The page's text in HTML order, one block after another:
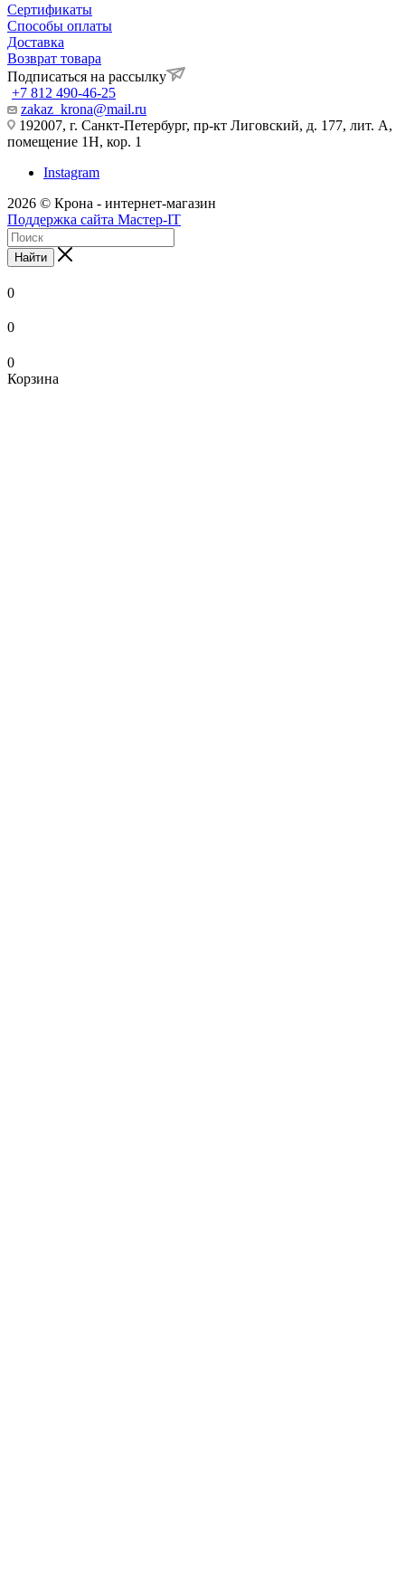
Сертификаты
Способы оплаты
Доставка
Возврат товара
Подписаться на рассылку
+7 812 490-46-25
zakaz_krona@mail.ru
192007, г. Санкт-Петербург, пр-кт Лиговский, д. 177, лит. А,
помещение 1Н, кор. 1
Instagram
2026 © Крона - интернет-магазин
Поддержка сайта Мастер-IT
Найти
0
0
0
Корзина